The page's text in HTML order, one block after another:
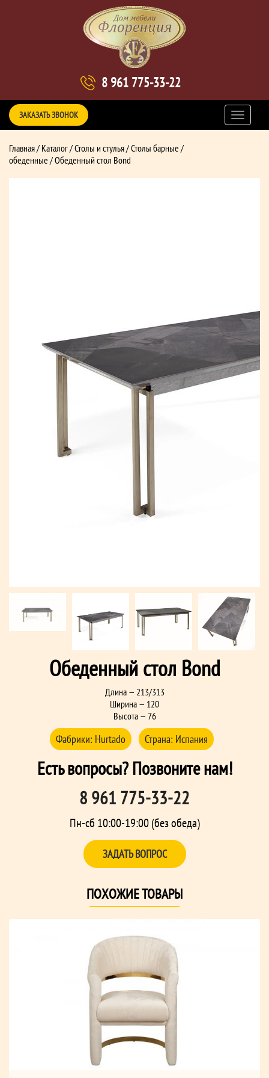
8 961 775-33-22
ЗАКАЗАТЬ ЗВОНОК
Главная/ Каталог/Столы и стулья/Столы барные /
обеденные / Обеденный стол Bond
Обеденный стол Bond
Длина — 213/313
Ширина — 120
Высота — 76
Фабрики: Hurtado Страна: Испания
Есть вопросы? Позвоните нам!
8 961 775-33-22
Пн-сб 10:00-19:00 (без обеда)
ЗАДАТЬ ВОПРОС
ПОХОЖИЕ ТОВАРЫ